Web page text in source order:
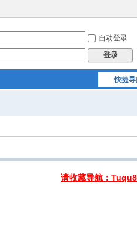
自动登录
登录
快捷
请收藏导航：